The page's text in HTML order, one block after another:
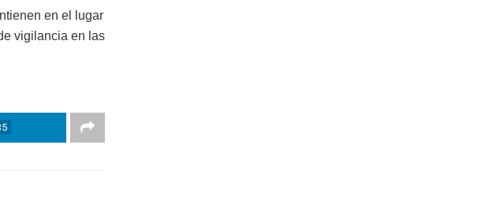
en el lugar
vigilancia en las